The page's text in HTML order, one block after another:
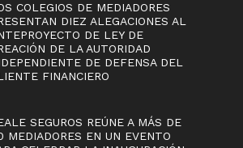
COLEGIOS DE MEDIADORES
DIEZ ALEGACIONES AL
DE LEY DE
DE LA AUTORIDAD
DE DEFENSA DEL
FINANCIERO
SEGUROS REÚNE A MÁS DE
MEDIADORES EN UN EVENTO